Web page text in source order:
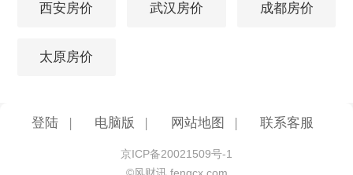
西安房价 武汉房价 成都房价
太原房价
登陆 | 电脑版 | 网站地图 | 联系客服
京ICP备20021509号-1